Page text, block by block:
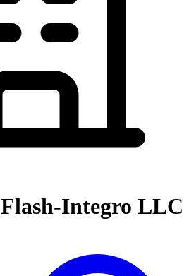
Flash-Integro LLC